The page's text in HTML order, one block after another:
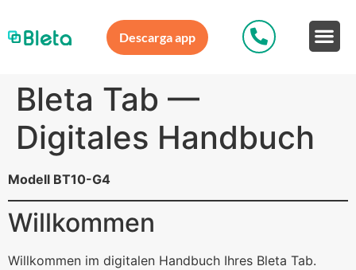
Descarga app
Bleta Tab —
Digitales Handbuch
Modell BT10-G4
Willkommen
Willkommen im digitalen Handbuch Ihres Bleta Tab.